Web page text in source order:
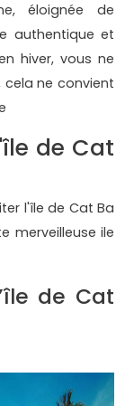
éloignée de
authentique et
hiver, vous ne
ne convient
de Cat
l'île de Cat Ba
merveilleuse ile
de Cat